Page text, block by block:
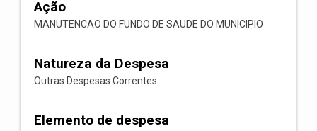
Ação
MANUTENCAO DO FUNDO DE SAUDE DO MUNICIPIO
Natureza da Despesa
Outras Despesas Correntes
Elemento de despesa